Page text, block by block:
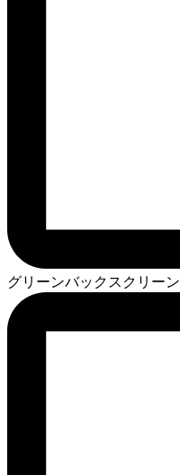
グリーンバックスクリーン